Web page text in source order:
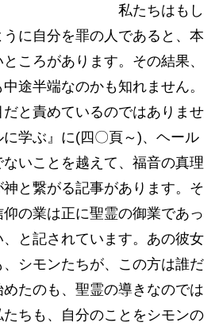
ちはもし
に自分を罪の人であると、本
ころがあります。その結果、
途半端なのかも知れません。
と責めているのではありませ
に学ぶ』に(四〇頁～)、ヘール
いことを越えて、福音の真理
と繋がる記事があります。そ
の業は正に聖霊の御業であっ
と記されています。あの彼女
シモンたちが、この方は誰だ
たのも、聖霊の導きなのでは
ちも、自分のことをシモンの